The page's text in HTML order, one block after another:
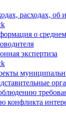
расходах, об
о
экспертиза
конфликта